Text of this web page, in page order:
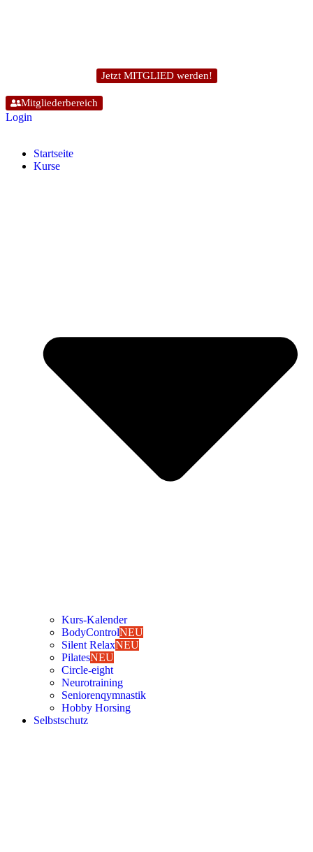
Jetzt MITGLIED werden!
Mitgliederbereich
Login
Start­sei­te
Kur­se
Kurs-Kalen­­der
Body­Con­trolNEU
Silent RelaxNEU
Pila­tesNEU
Cir­cle-eight
Neu­ro­trai­ning
Senio­ren­qym­nas­tik
Hob­by Hor­sing
Selbst­schutz